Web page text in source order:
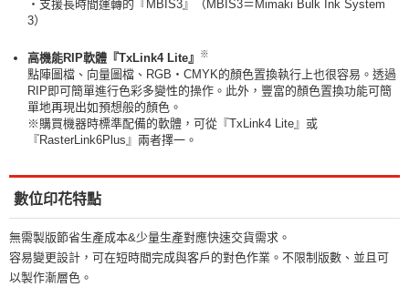
・支援長時間運轉的『MBIS3』（MBIS3＝Mimaki Bulk Ink System
3）
高機能RIP軟體『TxLink4 Lite』 ※
點陣圖檔、向量圖檔、RGB・CMYK的顏色置換執行上也很容易。透過
RIP即可簡單進行色彩多變性的操作。此外，豐富的顏色置換功能可簡
單地再現出如預想般的顏色。
※購買機器時標準配備的軟體，可從『TxLink4 Lite』或
『RasterLink6Plus』兩者擇一。
數位印花特點
無需製版節省生產成本&少量生產對應快速交貨需求。
容易變更設計，可在短時間完成與客戶的對色作業。不限制版數、並且可
以製作漸層色。